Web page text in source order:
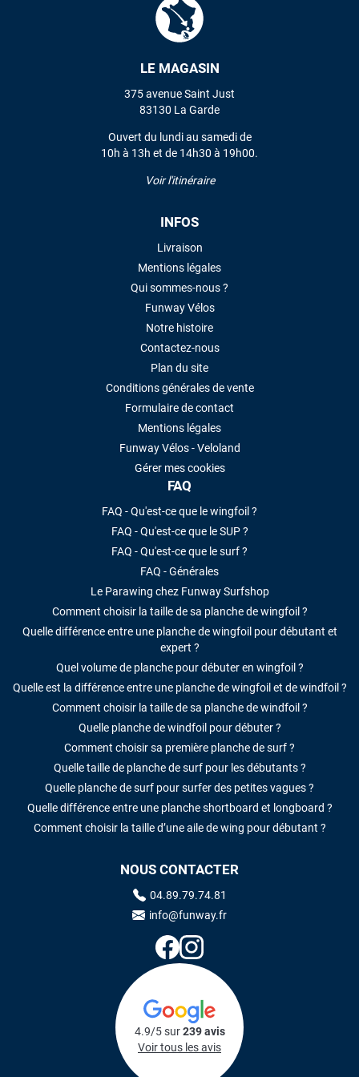
LE MAGASIN
375 avenue Saint Just
83130 La Garde
Ouvert du lundi au samedi de
10h à 13h et de 14h30 à 19h00.
Voir l'itinéraire
INFOS
Livraison
Mentions légales
Qui sommes-nous ?
Funway Vélos
Notre histoire
Contactez-nous
Plan du site
Conditions générales de vente
Formulaire de contact
Mentions légales
Funway Vélos - Veloland
Gérer mes cookies
FAQ
FAQ - Qu'est-ce que le wingfoil ?
FAQ - Qu'est-ce que le SUP ?
FAQ - Qu'est-ce que le surf ?
FAQ - Générales
Le Parawing chez Funway Surfshop
Comment choisir la taille de sa planche de wingfoil ?
Quelle différence entre une planche de wingfoil pour débutant et
expert ?
Quel volume de planche pour débuter en wingfoil ?
Quelle est la différence entre une planche de wingfoil et de windfoil ?
Comment choisir la taille de sa planche de windfoil ?
Quelle planche de windfoil pour débuter ?
Comment choisir sa première planche de surf ?
Quelle taille de planche de surf pour les débutants ?
Quelle planche de surf pour surfer des petites vagues ?
Quelle différence entre une planche shortboard et longboard ?
Comment choisir la taille d’une aile de wing pour débutant ?
NOUS CONTACTER
04.89.79.74.81
info@funway.fr
4.9/5 sur239 avis
Voir tous les avis
LAISSER UN AVIS